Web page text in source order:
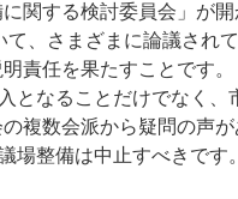
関する検討委員会」が
、さまざまに論議され
責任を果たすことです。
となることだけでなく、
複数会派から疑問の声
場整備は中止すべきです